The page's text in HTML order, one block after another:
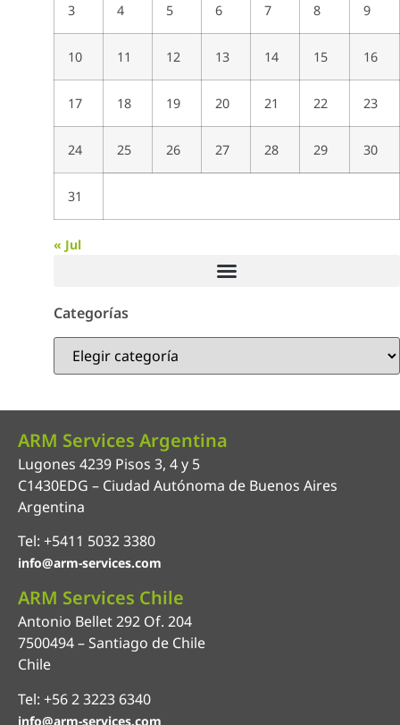
3 4 5 6 7 8 9
10 11 12 13 14 15 16
17 18 19 20 21 22 23
24 25 26 27 28 29 30
31
« Jul
Categorías
ARM Services Argentina
Lugones 4239 Pisos 3, 4 y 5
C1430EDG – Ciudad Autónoma de Buenos Aires
Argentina
Tel: +5411 5032 3380
info@arm-services.com
ARM Services Chile
Antonio Bellet 292 Of. 204
7500494 – Santiago de Chile
Chile
Tel: +56 2 3223 6340
info@arm-services.com